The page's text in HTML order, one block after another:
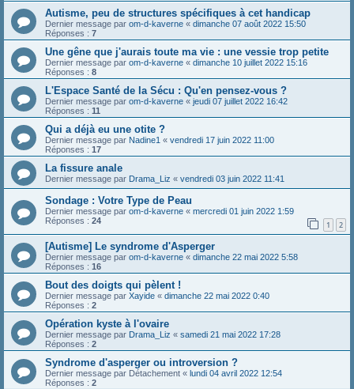
Autisme, peu de structures spécifiques à cet handicap
Dernier message par om-d-kaverne « dimanche 07 août 2022 15:50
Réponses : 7
Une gêne que j'aurais toute ma vie : une vessie trop petite
Dernier message par om-d-kaverne « dimanche 10 juillet 2022 15:16
Réponses : 8
L'Espace Santé de la Sécu : Qu'en pensez-vous ?
Dernier message par om-d-kaverne « jeudi 07 juillet 2022 16:42
Réponses : 11
Qui a déjà eu une otite ?
Dernier message par Nadine1 « vendredi 17 juin 2022 11:00
Réponses : 17
La fissure anale
Dernier message par Drama_Liz « vendredi 03 juin 2022 11:41
Sondage : Votre Type de Peau
Dernier message par om-d-kaverne « mercredi 01 juin 2022 1:59
Réponses : 24 1 2
[Autisme] Le syndrome d'Asperger
Dernier message par om-d-kaverne « dimanche 22 mai 2022 5:58
Réponses : 16
Bout des doigts qui pèlent !
Dernier message par Xayide « dimanche 22 mai 2022 0:40
Réponses : 2
Opération kyste à l'ovaire
Dernier message par Drama_Liz « samedi 21 mai 2022 17:28
Réponses : 2
Syndrome d'asperger ou introversion ?
Dernier message par Détachement « lundi 04 avril 2022 12:54
Réponses : 2